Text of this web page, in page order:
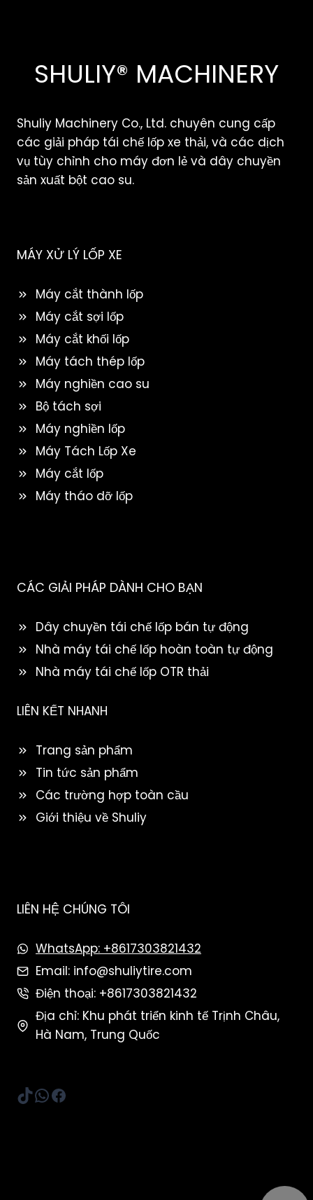
SHULIY® MACHINERY
Shuliy Machinery Co., Ltd. chuyên cung cấp
các giải pháp tái chế lốp xe thải, và các dịch
vụ tùy chỉnh cho máy đơn lẻ và dây chuyền
sản xuất bột cao su.
MÁY XỬ LÝ LỐP XE
Máy cắt thành lốp
Máy cắt sợi lốp
Máy cắt khối lốp
Máy tách thép lốp
Máy nghiền cao su
Bộ tách sợi
Máy nghiền lốp
Máy Tách Lốp Xe
Máy cắt lốp
Máy tháo dỡ lốp
CÁC GIẢI PHÁP DÀNH CHO BẠN
Dây chuyền tái chế lốp bán tự động
Nhà máy tái chế lốp hoàn toàn tự động
Nhà máy tái chế lốp OTR thải
LIÊN KẾT NHANH
Trang sản phẩm
Tin tức sản phẩm
Các trường hợp toàn cầu
Giới thiệu về Shuliy
LIÊN HỆ CHÚNG TÔI
WhatsApp: +8617303821432
Email: info@shuliytire.com
Điện thoại: +8617303821432
Địa chỉ: Khu phát triển kinh tế Trịnh Châu,
Hà Nam, Trung Quốc
TikTok
WhatsApp
Facebook